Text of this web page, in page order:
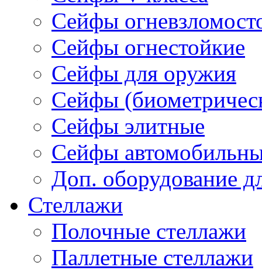
Сейфы
Сейфы огнестойкие
Сейфы для оружия
Сейфы
Сейфы элитные
Cейфы
Доп. оборудование
Стеллажи
Полочные стеллажи
Паллетные стеллажи